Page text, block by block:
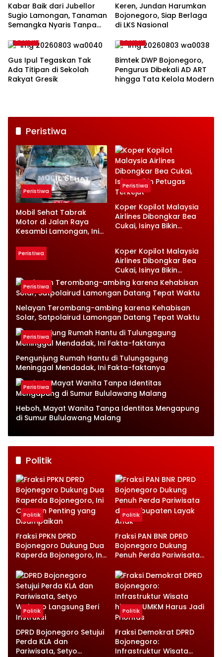
Kabar Baik dari Jubellor
Sugio Lamongan, Tanaman
Semangka Nyaris Tanpa
Keren, Jundan Harumkan
Bojonegoro, Siap Berlaga
di LKS Nasional
Daerah
Gus Ipul Tegaskan Tak
Ada Titipan di Sekolah
Rakyat Gresik
Daerah
Bimtek DWP Bojonegoro,
Pengurus Dibekali AD ART
hingga Tata Kelola Modern
Peristiwa
Peristiwa
Mobil Sehat Tabrak
Motor di Jalan Raya
Kesambi Lamongan, Ini
Peristiwa
Koper Kopilot Malaysia
Airlines Dibongkar Bea
Cukai, Isinya Bikin
Peristiwa
Koper Kopilot Malaysia
Airlines Dibongkar Bea
Cukai, Isinya Bikin
Petugas Terkejut
Peristiwa
Nelayan Terombang-ambing karena Kehabisan
Solar, Satpolairud Lamongan Datang Tepat Waktu
Peristiwa
Pengunjung Rumah Hantu di Tulungagung
Meninggal Mendadak, Ini Fakta-faktanya
Peristiwa
Heboh, Mayat Wanita Tanpa Identitas Mengapung
di Sumur Bululawang Malang
Politik
Politik
Fraksi PPKN DPRD
Bojonegoro Dukung Dua
Raperda Bojonegoro, Ini
Disampaikan
Politik
Fraksi PAN BNR DPRD
Bojonegoro Dukung
Penuh Perda Pariwisata
Anak
Politik
DPRD Bojonegoro Setujui
Perda KLA dan
Pariwisata, Setyo
Politik
Fraksi Demokrat DPRD
Bojonegoro:
Infrastruktur Wisata